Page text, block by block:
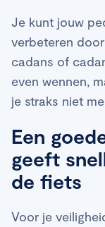
Je kunt jouw
verbeteren door
cadans of
even wennen,
je straks niet
Een
geeft
de fiets
Voor je